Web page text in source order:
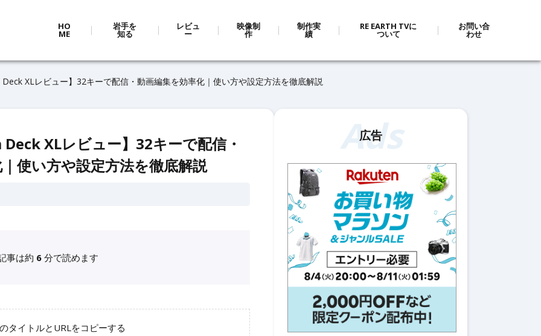
HO
ME
岩手を
知る
レビュ
ー
映像制
作
制作実
績
RE EARTH TVに
ついて
お問い合
わせ
XLレビュー】32キーで配信・動画編集を効率化｜使い方や設定方法を徹底解説
XLレビュー】32キーで配信・
使い方や設定方法を徹底解説
事は約 6分で読めます
タイトルとURLをコピーする
広告
Ads